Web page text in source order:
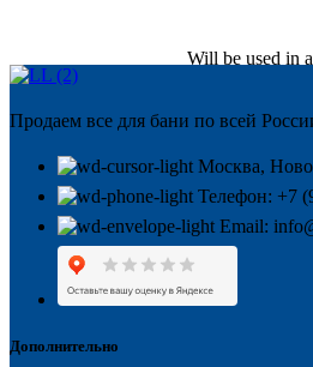
Will be used in
Продаем все для бани по всей
Москва,
Телефон: +7
Email:
Дополнительно